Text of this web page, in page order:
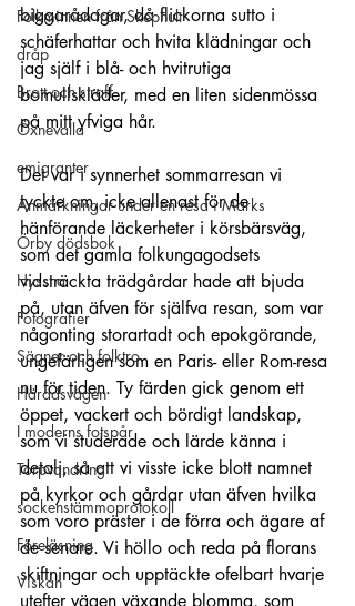
Folkminnen från Skephult
dråp
Brott och straff
Öxnevalla
emigranter
Anmärkningar under en resa i Marks
Örby dödsbok
Hyssna
Fotografier
Sägner och folktro
Häradsvägen
I moderns fotspår
Torpvandring
sockenstämmoprotokoll
Föreläsning
Viskan
biggarådagar, då flickorna sutto i
schäferhattar och hvita klädningar och
jag själf i blå- och hvitrutiga
bomullskläder, med en liten sidenmössa
på mitt yfviga hår.
Det var i synnerhet sommarresan vi
tyckte om, icke allenast för de
hänförande läckerheter i körsbärsväg,
som det gamla folkungagodsets
vidsträckta trädgårdar hade att bjuda
på, utan äfven för själfva resan, som var
någonting storartadt och epokgörande,
ungefärligen som en Paris- eller Rom-resa
nu för tiden. Ty färden gick genom ett
öppet, vackert och bördigt landskap,
som vi studerade och lärde känna i
detalj, så att vi visste icke blott namnet
på kyrkor och gårdar utan äfven hvilka
som voro präster i de förra och ägare af
de senare. Vi höllo och reda på florans
skiftningar och upptäckte ofelbart hvarje
utefter vägen växande blomma, som